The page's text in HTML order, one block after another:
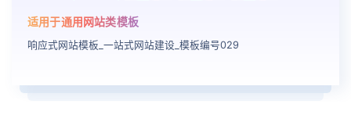
适用于通用网站类模板
响应式网站模板_一站式网站建设_模板编号029